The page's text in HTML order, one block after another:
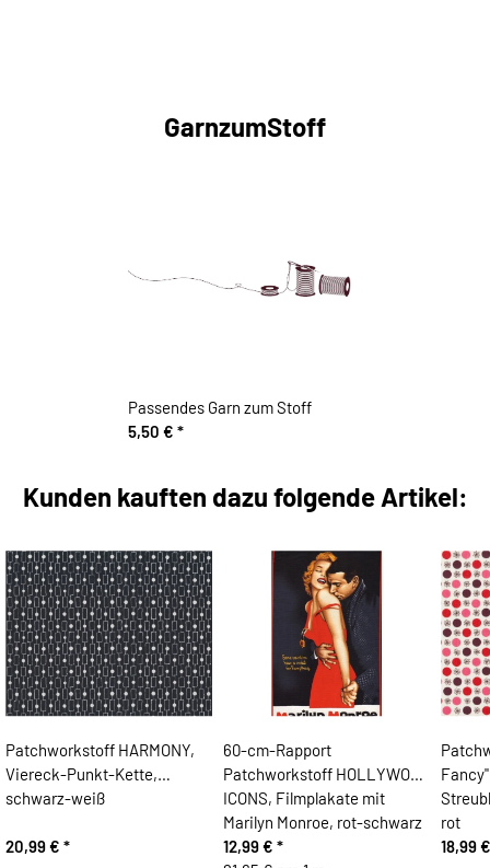
GarnzumStoff
Passendes Garn zum Stoff
5,50 € *
Kunden kauften dazu folgende Artikel:
Patchworkstoff HARMONY,
Viereck-Punkt-Kette,
schwarz-weiß
20,99 € *
60-cm-Rapport
Patchworkstoff HOLLYWOOD
ICONS, Filmplakate mit
Marilyn Monroe, rot-schwarz
12,99 € *
rot
18,99